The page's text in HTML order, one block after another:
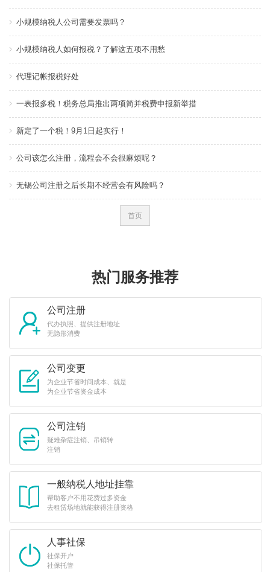
小规模纳税人公司需要发票吗？
小规模纳税人如何报税？了解这五项不用愁
代理记帐报税好处
一表报多税！税务总局推出两项简并税费申报新举措
新定了一个税！9月1日起实行！
公司该怎么注册，流程会不会很麻烦呢？
无锡公司注册之后长期不经营会有风险吗？
首页
热门服务推荐
公司注册
代办执照、提供注册地址
无隐形消费
公司变更
为企业节省时间成本、就是
为企业节省资金成本
公司注销
疑难杂症注销、吊销转
注销
一般纳税人地址挂靠
帮助客户不用花费过多资金
去租赁场地就能获得注册资格
人事社保
社保开户
社保托管